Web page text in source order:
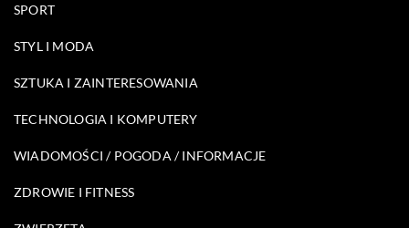
SPORT
STYL I MODA
SZTUKA I ZAINTERESOWANIA
TECHNOLOGIA I KOMPUTERY
WIADOMOŚCI / POGODA / INFORMACJE
ZDROWIE I FITNESS